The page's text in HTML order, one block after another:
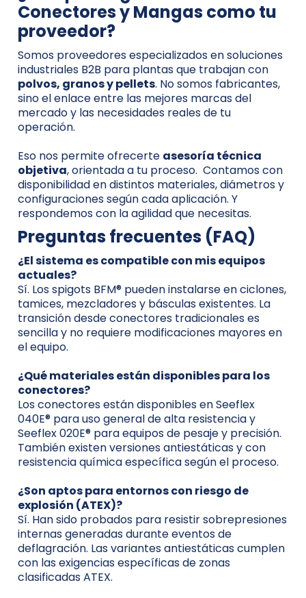
Conectores y Mangas como tu
proveedor?
Somos proveedores especializados en soluciones
industriales B2B para plantas que trabajan con
polvos, granos y pellets. No somos fabricantes,
sino el enlace entre las mejores marcas del
mercado y las necesidades reales de tu
operación.
Eso nos permite ofrecerte asesoría técnica
objetiva, orientada a tu proceso. Contamos con
disponibilidad en distintos materiales, diámetros y
configuraciones según cada aplicación. Y
respondemos con la agilidad que necesitas.
Preguntas frecuentes (FAQ)
¿El sistema es compatible con mis equipos
actuales?
Sí. Los spigots BFM® pueden instalarse en ciclones,
tamices, mezcladores y básculas existentes. La
transición desde conectores tradicionales es
sencilla y no requiere modificaciones mayores en
el equipo.
¿Qué materiales están disponibles para los
conectores?
Los conectores están disponibles en Seeflex
040E® para uso general de alta resistencia y
Seeflex 020E® para equipos de pesaje y precisión.
También existen versiones antiestáticas y con
resistencia química específica según el proceso.
¿Son aptos para entornos con riesgo de
explosión (ATEX)?
Sí. Han sido probados para resistir sobrepresiones
internas generadas durante eventos de
deflagración. Las variantes antiestáticas cumplen
con las exigencias específicas de zonas
clasificadas ATEX.